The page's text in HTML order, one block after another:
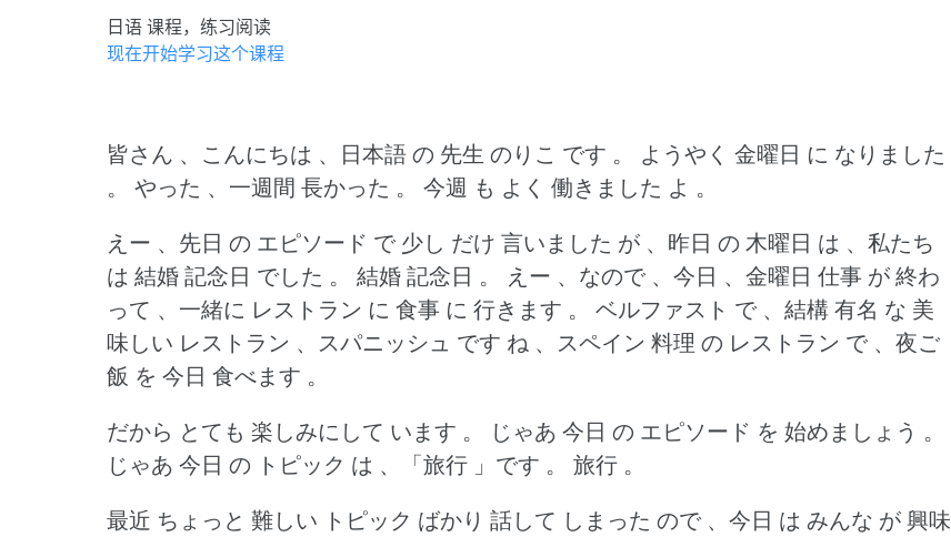
日语 课程，练习阅读
现在开始学习这个课程
皆さん 、こんにちは 、日本語 の 先生 のりこ です 。
ようやく 金曜日 に なりました
。
やった 、一週間 長かった 。
今週 も よく 働きました よ 。
えー 、先日 の エピソード で 少し だけ 言いました が 、昨日 の 木曜日 は 、私たち
は 結婚 記念日 でした 。
結婚 記念日 。
えー 、なので 、今日 、金曜日 仕事 が 終わ
って 、一緒に レストラン に 食事 に 行きます 。
ベルファスト で 、結構 有名 な 美
味しい レストラン 、スパニッシュ です ね 、スペイン 料理 の レストラン で 、夜ご
飯 を 今日 食べます 。
だから とても 楽しみにして います 。
じゃあ 今日 の エピソード を 始めましょう 。
じゃあ 今日 の トピック は 、「旅行 」です 。
旅行 。
最近 ちょっと 難しい トピック ばかり 話して しまった ので 、今日 は みんな が 興味